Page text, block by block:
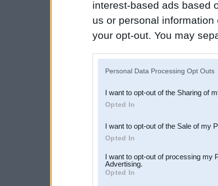
interest-based ads based
us or personal
your opt-out. You may
Downstream Participants
third parties.
Personal Data Processing Opt Outs
I want to opt-out of the Sharing of
Opted In
I want to opt-out of the Sale of my
Opted In
I want to opt-out of processing my
Advertising.
Opted In